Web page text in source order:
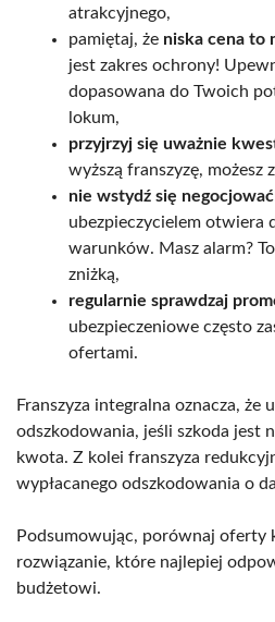
atrakcyjnego,
pamiętaj, że niska cena to
jest zakres ochrony!
dopasowana do Twoich
lokum,
przyjrzyj się uważnie
wyższą franszyzę, możesz
nie wstydź się
ubezpieczycielem otwiera
warunków. Masz alarm?
zniżką,
regularnie sprawdzaj
ubezpieczeniowe często
ofertami.
Franszyza integralna oznacza, że
odszkodowania, jeśli szkoda jest
kwota. Z kolei franszyza
wypłacanego odszkodowania o
Podsumowując, porównaj oferty
rozwiązanie, które najlepiej
budżetowi.